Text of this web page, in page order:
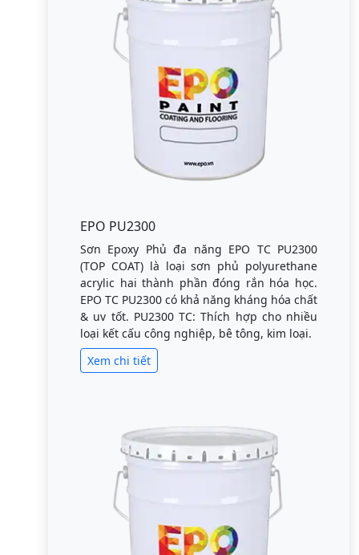
EPO PU2300
Sơn Epoxy Phủ đa năng EPO TC PU2300
(TOP COAT) là loại sơn phủ polyurethane
acrylic hai thành phần đóng rắn hóa học.
EPO TC PU2300 có khả năng kháng hóa chất
& uv tốt. PU2300 TC: Thích hợp cho nhiều
loại kết cấu công nghiệp, bê tông, kim loại.
Xem chi tiết